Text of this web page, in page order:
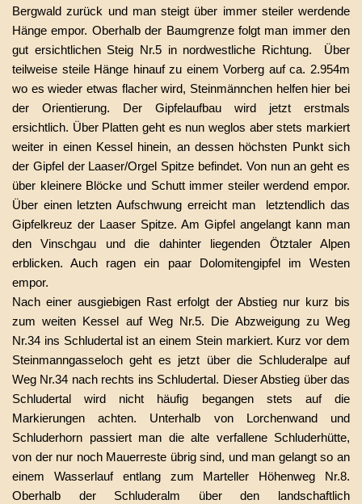
Bergwald zurück und man steigt über immer steiler werdende
Hänge empor. Oberhalb der Baumgrenze folgt man immer den
gut ersichtlichen Steig Nr.5 in nordwestliche Richtung. Über
teilweise steile Hänge hinauf zu einem Vorberg auf ca. 2.954m
wo es wieder etwas flacher wird, Steinmännchen helfen hier bei
der Orientierung. Der Gipfelaufbau wird jetzt erstmals
ersichtlich. Über Platten geht es nun weglos aber stets markiert
weiter in einen Kessel hinein, an dessen höchsten Punkt sich
der Gipfel der Laaser/Orgel Spitze befindet. Von nun an geht es
über kleinere Blöcke und Schutt immer steiler werdend empor.
Über einen letzten Aufschwung erreicht man letztendlich das
Gipfelkreuz der Laaser Spitze. Am Gipfel angelangt kann man
den Vinschgau und die dahinter liegenden Ötztaler Alpen
erblicken. Auch ragen ein paar Dolomitengipfel im Westen
empor.
Nach einer ausgiebigen Rast erfolgt der Abstieg nur kurz bis
zum weiten Kessel auf Weg Nr.5. Die Abzweigung zu Weg
Nr.34 ins Schludertal ist an einem Stein markiert. Kurz vor dem
Steinmanngasseloch geht es jetzt über die Schluderalpe auf
Weg Nr.34 nach rechts ins Schludertal. Dieser Abstieg über das
Schludertal wird nicht häufig begangen stets auf die
Markierungen achten. Unterhalb von Lorchenwand und
Schluderhorn passiert man die alte verfallene Schluderhütte,
von der nur noch Mauerreste übrig sind, und man gelangt so an
einem Wasserlauf entlang zum Marteller Höhenweg Nr.8.
Oberhalb der Schluderalm über den landschaftlich